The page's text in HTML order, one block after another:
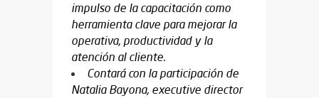
impulso de la capacitación como
herramienta clave para mejorar la
operativa, productividad y la
atención al cliente.
Contará con la participación de
Natalia Bayona, executive director